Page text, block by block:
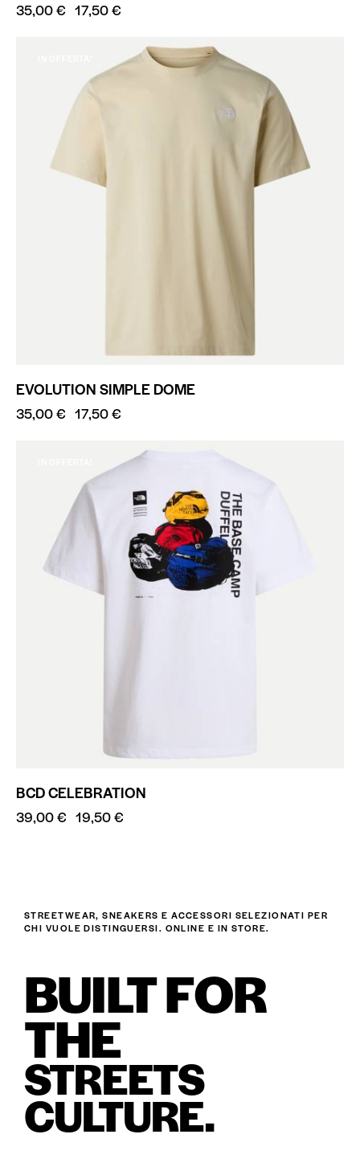
35,00€ 17,50€
EVOLUTION SIMPLE DOME
35,00€ 17,50€
BCD CELEBRATION
39,00€ 19,50€
STREETWEAR, SNEAKERS E ACCESSORI SELEZIONATI PER
CHI VUOLE DISTINGUERSI. ONLINE E IN STORE.
BUILT FOR
THE
STREETS
CULTURE.